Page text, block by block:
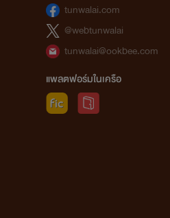
tunwalai.com
@webtunwalai
tunwalai@ookbee.com
แพลตฟอร์มในเครือ